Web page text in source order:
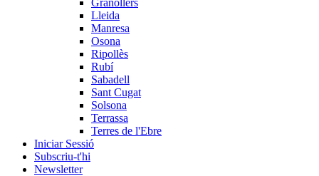
Lleida
Manresa
Osona
Ripollès
Rubí
Sabadell
Sant Cugat
Solsona
Terrassa
Terres de l'Ebre
Iniciar Sessió
Subscriu-t'hi
Newsletter